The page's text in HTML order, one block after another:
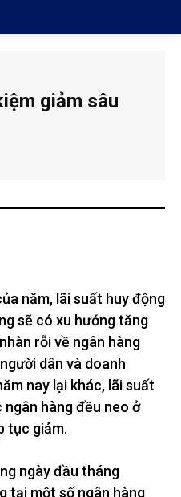
giảm sâu
năm, lãi suất huy động
sẽ có xu hướng tăng
rỗi về ngân hàng
dân và doanh
nay lại khác, lãi suất
ngân hàng đều neo ở
tục giảm.
ngày đầu tháng
tại một số ngân hàng